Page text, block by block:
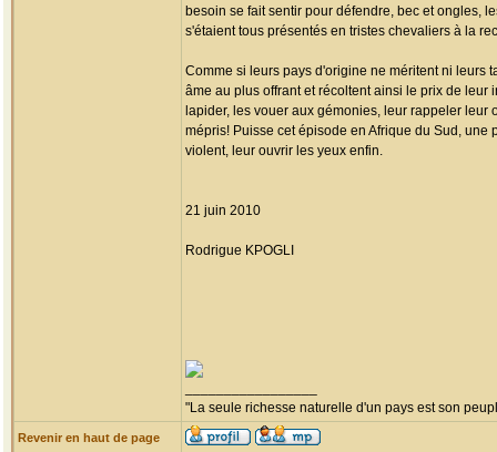
besoin se fait sentir pour défendre, bec et ongles,
s'étaient tous présentés en tristes chevaliers à la
Comme si leurs pays d'origine ne méritent ni leurs
âme au plus offrant et récoltent ainsi le prix de
lapider, les vouer aux gémonies, leur rappeler
mépris! Puisse cet épisode en Afrique du Sud,
violent, leur ouvrir les yeux enfin.
21 juin 2010
Rodrigue KPOGLI
"La seule richesse naturelle d'un pays est son
Revenir en haut de page